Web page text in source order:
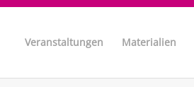
Veranstaltungen Materialien